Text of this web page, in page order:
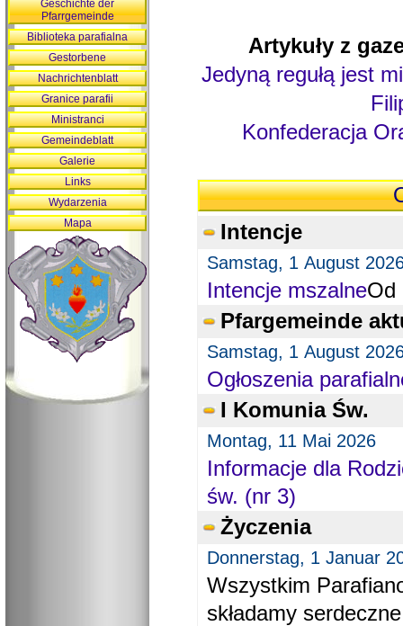
Artykuły z
Jedyną regułą jest
Konfederacja
Intencje
Samstag, 1 August
Intencje mszalneOd
Pfargemeinde
Samstag, 1 August
Ogłoszenia
I Komunia Św.
Montag, 11 Mai 2026
Informacje dla
św. (nr 3)
Życzenia
Donnerstag, 1 Januar
Wszystkim
składamy
Geschichte der
Pfarrgemeinde
Biblioteka parafialna
Gestorbene
Nachrichtenblatt
Granice parafii
Ministranci
Gemeindeblatt
Galerie
Links
Wydarzenia
Mapa